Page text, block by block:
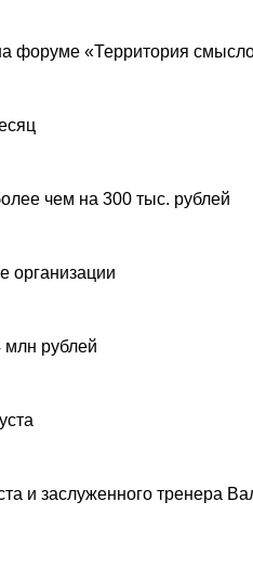
форуме «Территория
чем на 300 тыс. рублей
организации
млн рублей
и заслуженного тренера